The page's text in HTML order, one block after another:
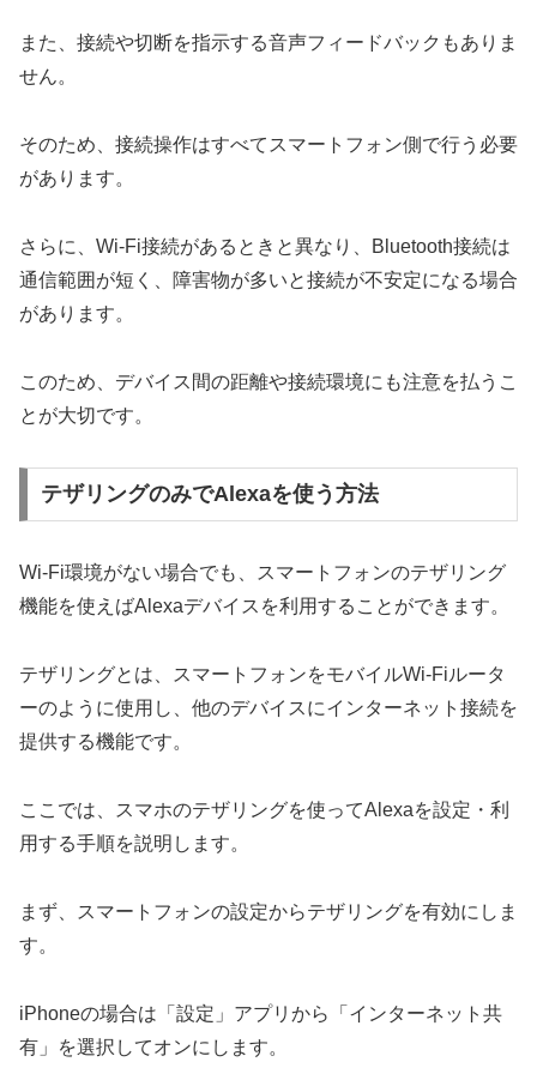
また、接続や切断を指示する音声フィードバックもありま
せん。
そのため、接続操作はすべてスマートフォン側で行う必要
があります。
さらに、Wi-Fi接続があるときと異なり、Bluetooth接続は
通信範囲が短く、障害物が多いと接続が不安定になる場合
があります。
このため、デバイス間の距離や接続環境にも注意を払うこ
とが大切です。
テザリングのみでAlexaを使う方法
Wi-Fi環境がない場合でも、スマートフォンのテザリング
機能を使えばAlexaデバイスを利用することができます。
テザリングとは、スマートフォンをモバイルWi-Fiルータ
ーのように使用し、他のデバイスにインターネット接続を
提供する機能です。
ここでは、スマホのテザリングを使ってAlexaを設定・利
用する手順を説明します。
まず、スマートフォンの設定からテザリングを有効にしま
す。
iPhoneの場合は「設定」アプリから「インターネット共
有」を選択してオンにします。